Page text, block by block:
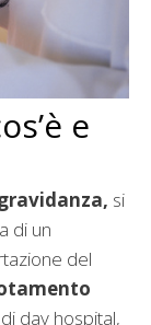
e
si
di un
del
day hospital,